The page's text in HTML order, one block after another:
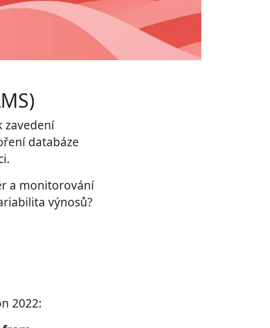
zavedení
databáze
a monitorování
výnosů?
2022: